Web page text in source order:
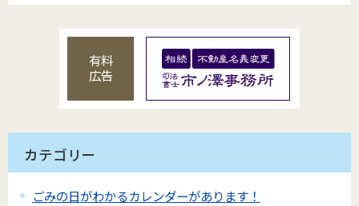
有料
広告
カテゴリー
ごみの日がわかるカレンダーがあります！